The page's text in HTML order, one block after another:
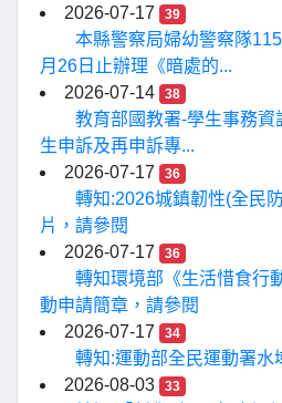
2026-07-17
39
本縣警察局婦幼警察隊
月26日止辦理《暗處的...
2026-07-14
38
教育部國教署-學生事務
生申訴及再申訴專...
2026-07-17
36
轉知:2026城鎮韌性(全民
片，請參閱
2026-07-17
36
轉知環境部《生活惜食行
動申請簡章，請參閱
2026-07-17
34
轉知:運動部全民運動署水
2026-08-03
33